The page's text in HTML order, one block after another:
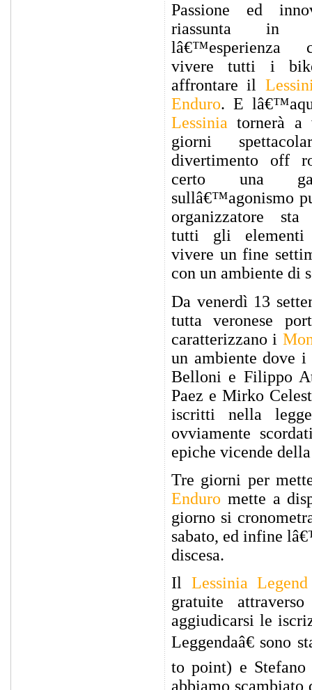
Passione ed
riassunta in
lâ€™esperienza
vivere tutti i
affrontare il
Enduro. E
Lessinia tornerà a
giorni
divertimento off
certo una
sullâ€™agonismo
organizzatore sta
tutti gli elementi
vivere un fine
con un ambiente di
Da venerdì 13
tutta veronese
caratterizzano i
un ambiente dove
Belloni e Filippo
Paez e Mirko
iscritti nella
ovviamente
epiche vicende
Tre giorni per
Enduro mette a
giorno si
sabato, ed infine
discesa.
Il Lessinia
gratuite
aggiudicarsi le
Leggendaâ€ sono
to point) e
abbiamo scambiato